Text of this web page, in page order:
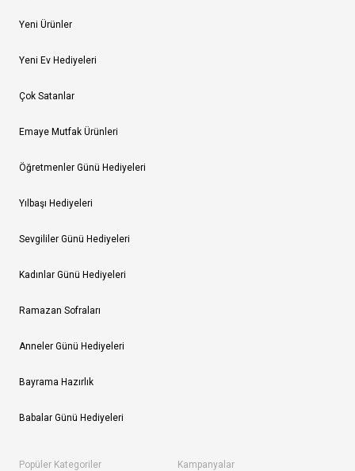
Yeni Ürünler
Yeni Ev Hediyeleri
Çok Satanlar
Emaye Mutfak Ürünleri
Öğretmenler Günü Hediyeleri
Yılbaşı Hediyeleri
Sevgililer Günü Hediyeleri
Kadınlar Günü Hediyeleri
Ramazan Sofraları
Anneler Günü Hediyeleri
Bayrama Hazırlık
Babalar Günü Hediyeleri
Popüler Kategoriler Kampanyalar